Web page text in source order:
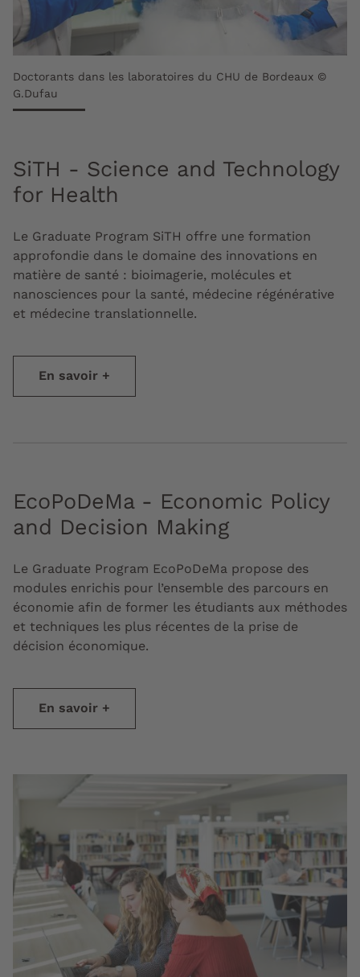
Doctorants dans les laboratoires du CHU de Bordeaux ©
G.Dufau
SiTH - Science and Technology
for Health
Le Graduate Program SiTH offre une formation
approfondie dans le domaine des innovations en
matière de santé : bioimagerie, molécules et
nanosciences pour la santé, médecine régénérative
et médecine translationnelle.
En savoir +
EcoPoDeMa - Economic Policy
and Decision Making
Le Graduate Program EcoPoDeMa propose des
modules enrichis pour l’ensemble des parcours en
économie afin de former les étudiants aux méthodes
et techniques les plus récentes de la prise de
décision économique.
En savoir +